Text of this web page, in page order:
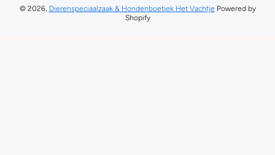
© 2026, Dierenspeciaalzaak & Hondenboetiek Het Vachtje Powered by
Shopify